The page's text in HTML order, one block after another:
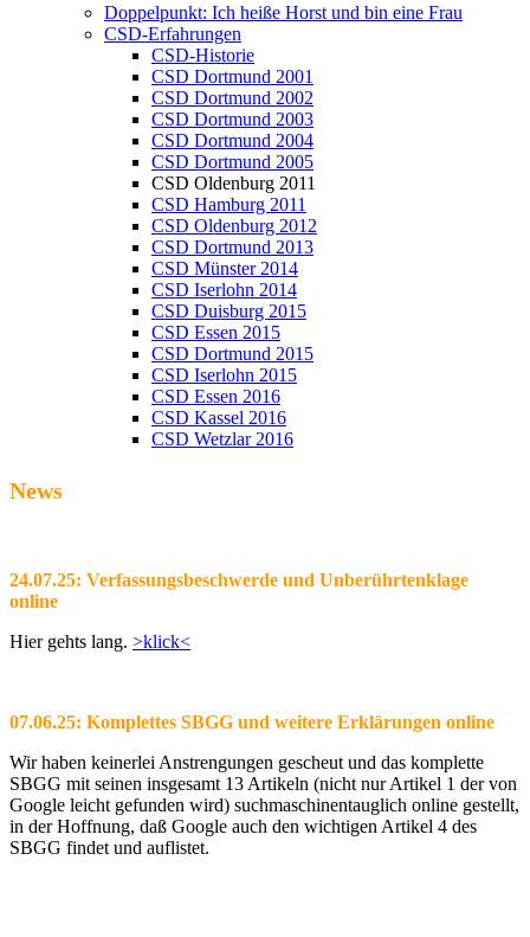
Doppelpunkt: Ich heiße Horst und bin eine Frau
CSD-Erfahrungen
CSD-Historie
CSD Dortmund 2001
CSD Dortmund 2002
CSD Dortmund 2003
CSD Dortmund 2004
CSD Dortmund 2005
CSD Oldenburg 2011
CSD Hamburg 2011
CSD Oldenburg 2012
CSD Dortmund 2013
CSD Münster 2014
CSD Iserlohn 2014
CSD Duisburg 2015
CSD Essen 2015
CSD Dortmund 2015
CSD Iserlohn 2015
CSD Essen 2016
CSD Kassel 2016
CSD Wetzlar 2016
News
24.07.25: Verfassungsbeschwerde und Unberührtenklage
online
Hier gehts lang. >klick<
07.06.25: Komplettes SBGG und weitere Erklärungen online
Wir haben keinerlei Anstrengungen gescheut und das komplette
SBGG mit seinen insgesamt 13 Artikeln (nicht nur Artikel 1 der von
Google leicht gefunden wird) suchmaschinentauglich online gestellt,
in der Hoffnung, daß Google auch den wichtigen Artikel 4 des
SBGG findet und auflistet.